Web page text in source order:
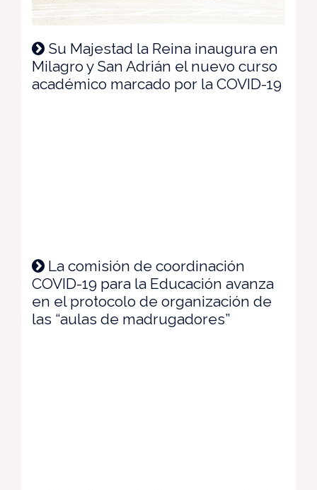
Su Majestad la Reina inaugura en
Milagro y San Adrián el nuevo curso
académico marcado por la COVID-19
La comisión de coordinación
COVID-19 para la Educación avanza
en el protocolo de organización de
las “aulas de madrugadores”